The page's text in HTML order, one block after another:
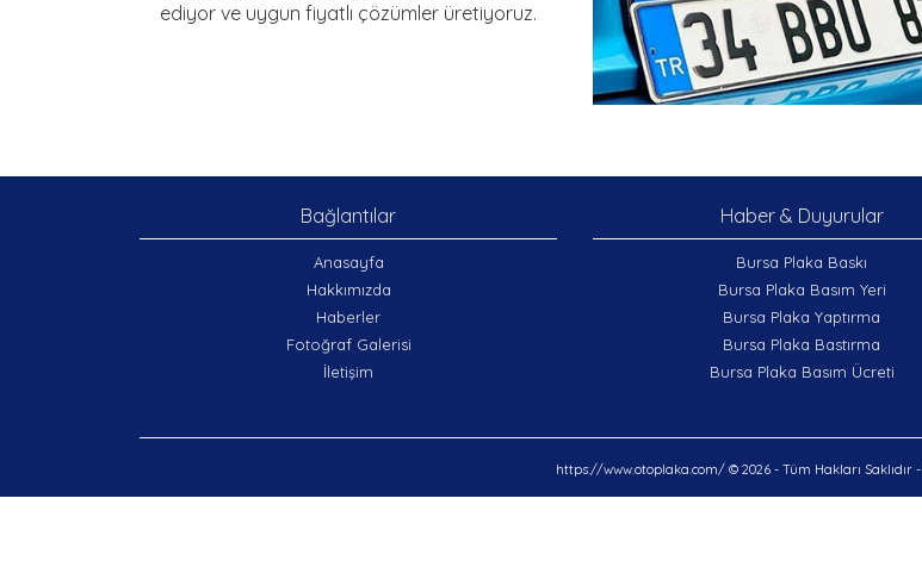
ediyor ve uygun fiyatlı çözümler üretiyoruz.
Bağlantılar
Anasayfa
Hakkımızda
Haberler
Fotoğraf Galerisi
İletişim
Haber & Duyurular
Bursa Plaka Baskı
Bursa Plaka Basım Yeri
Bursa Plaka Yaptırma
Bursa Plaka Bastırma
Bursa Plaka Basım Ücreti
https://www.otoplaka.com/ © 2026 - Tüm Hakları Saklıdır -